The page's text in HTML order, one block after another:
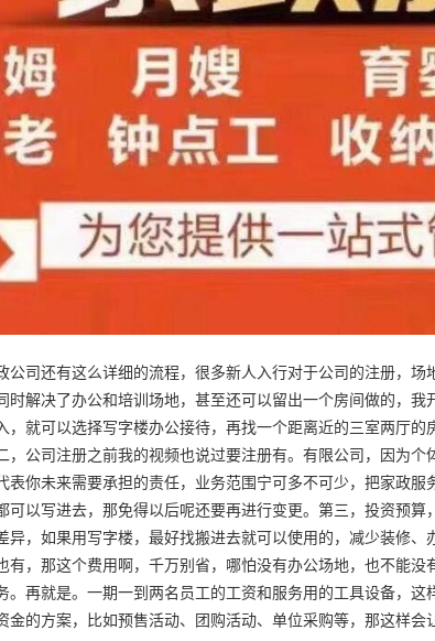
公司还有这么详细的流程，很多新人入行对于公司的注册，
时解决了办公和培训场地，甚至还可以留出一个房间做的，
，就可以选择写字楼办公接待，再找一个距离近的三室两厅
，公司注册之前我的视频也说过要注册有。有限公司，因为
表你未来需要承担的责任，业务范围宁可多不可少，把家政
可以写进去，那免得以后呢还要再进行变更。第三，投资预
异，如果用写字楼，最好找搬进去就可以使用的，减少装修
有，那这个费用啊，千万别省，哪怕没有办公场地，也不能
。再就是。一期一到两名员工的工资和服务用的工具设备，
金的方案，比如预售活动、团购活动、单位采购等，那这样